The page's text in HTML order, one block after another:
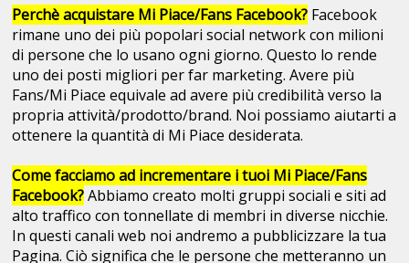
Perchè acquistare Mi Piace/Fans Facebook? Facebook
rimane uno dei più popolari social network con milioni
di persone che lo usano ogni giorno. Questo lo rende
uno dei posti migliori per far marketing. Avere più
Fans/Mi Piace equivale ad avere più credibilità verso la
propria attività/prodotto/brand. Noi possiamo aiutarti a
ottenere la quantità di Mi Piace desiderata.
Come facciamo ad incrementare i tuoi Mi Piace/Fans
Facebook?Abbiamo creato molti gruppi sociali e siti ad
alto traffico con tonnellate di membri in diverse nicchie.
In questi canali web noi andremo a pubblicizzare la tua
Pagina. Ciò significa che le persone che metteranno un